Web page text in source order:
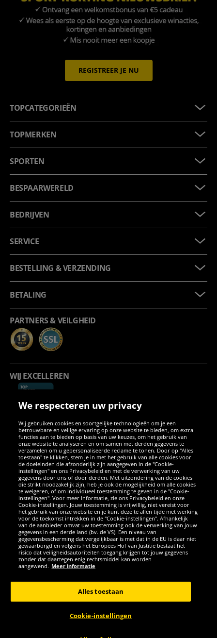
REGISTREER JE NU
TOPCATEGORIEËN
TOPMERKEN
SPORTEN
BESPAARWERELD
BEDRIJVEN
SERVICE
BESTELLING & VERZENDING
BETALING
PARTNERS & VEILGHEID
WIJ EXCELLEREN
SOCIALE MEDIA
FacebookInstagram
WhatsApp
TikTokTwitterYouTube
APPS
GER - Alle rechten voorbehouden
*Alle prijzen incl. wettelijke btw excl. verzendingskosten en eventueel
kosten voor levering ter plaatse, tenzij anderszins beschreven. 1Huidige
of eerdere aanbevolen verkoopprijs van de fabrikant inclusief btw
We respecteren uw privacy
Wij gebruiken cookies en soortgelijke technologieën om je een
betrouwbare en veilige ervaring op onze website te bieden, om extra
functies aan te bieden op basis van uw keuzes, om het gebruik van
onze website te analyseren en om samen met derden gegevens te
verzamelen om u gepersonaliseerde reclame te tonen. Door op "Alles
toestaan" te klikken, stem je in met het gebruik van alle cookies voor
de doeleinden die afzonderlijk zijn aangegeven in de "Cookie-
instellingen" en ons Privacybeleid en met de verwerking van uw
gegevens door ons of door derden. Met uitzondering van de cookies
die strikt noodzakelijk zijn, heb je ook de mogelijkheid om alle cookies
te weigeren, of om individueel toestemming te geven in de "Cookie-
instellingen". Voor meer informatie, zie ons Privacybeleid en onze
Cookie-instellingen. Jouw toestemming is vrijwillig, niet vereist voor
het gebruik van onze website en je kunt deze te allen tijde met werking
voor de toekomst intrekken in de "Cookie-instellingen". Afhankelijk
van de aanbieder omvat uw toestemming ook de verwerking van jouw
gegevens in een derde land (bv. de VS). Een niveau van
gegevensbescherming dat vergelijkbaar is met dat in de EU is daar niet
gewaarborgd en volgens het Europees Hof van Justitie bestaat het
risico dat veiligheidsautoriteiten toegang krijgen tot jouw gegevens
zonder dat daartegen enig rechtsmiddel kan worden
aangewend. Meer informatie
Cookie-instellingen
Alles toestaan